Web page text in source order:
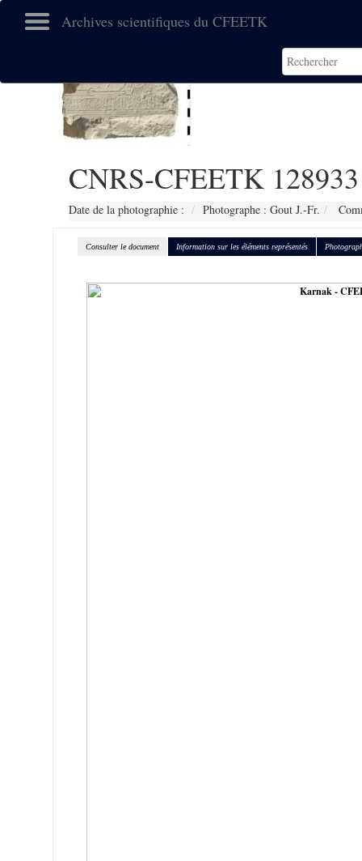
Archives scientifiques du CFEETK
CNRS-CFEETK 128933
Date de la photographie : Photographe : Gout J.-Fr.
Consulter le document Information sur les éléments représentés